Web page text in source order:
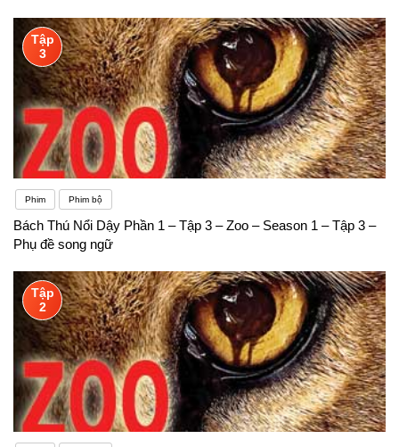
Tập
3
Phim Phim bộ
Bách Thú Nổi Dậy Phần 1 – Tập 3 – Zoo – Season 1 – Tập 3 –
Phụ đề song ngữ
Tập
2